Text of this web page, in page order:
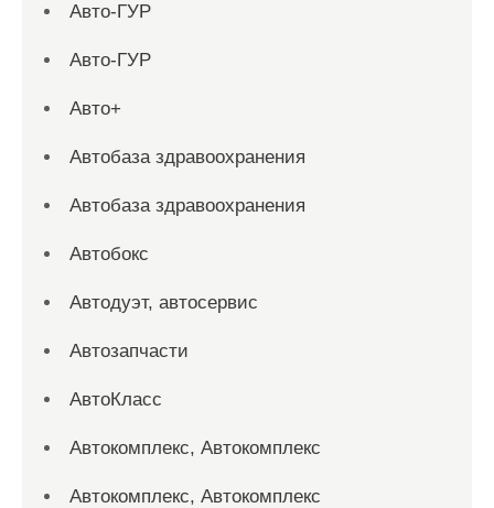
Авто-ГУР
Авто-ГУР
Авто+
Автобаза здравоохранения
Автобаза здравоохранения
Автобокс
Автодуэт, автосервис
Автозапчасти
АвтоКласс
Автокомплекс, Автокомплекс
Автокомплекс, Автокомплекс